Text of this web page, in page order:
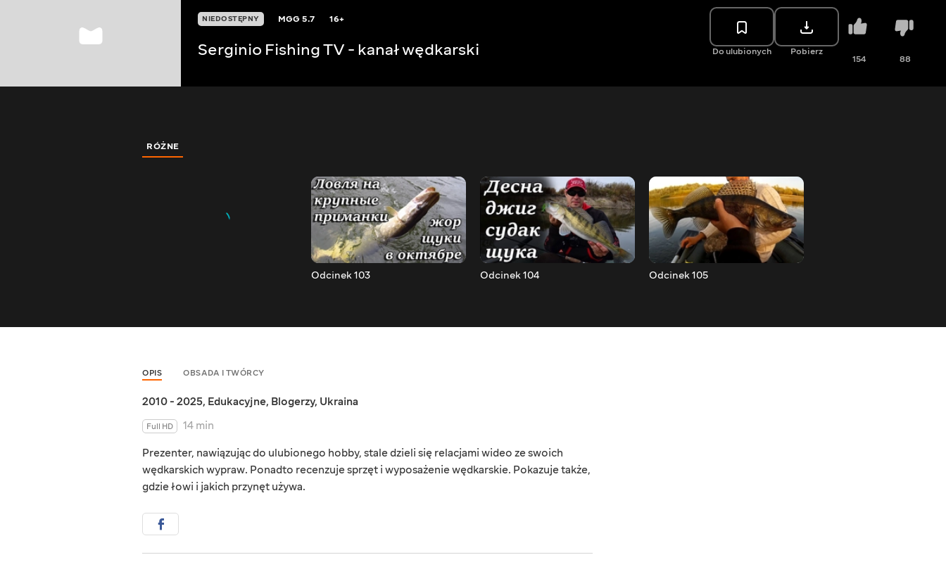
NIEDOSTĘPNY MGG5.7 16+
Serginio Fishing TV - kanał wędkarski Do ulubionych Pobierz
154 88
RÓŻNE
Odcinek 103 Odcinek 104 Odcinek 105
OPIS OBSADA I TWÓRCY
2010 - 2025, Edukacyjne, Blogerzy, Ukraina
Full HD
14 min
Prezenter, nawiązując do ulubionego hobby, stale dzieli się relacjami wideo ze swoich
wędkarskich wypraw. Ponadto recenzuje sprzęt i wyposażenie wędkarskie. Pokazuje także,
gdzie łowi i jakich przynęt używa.